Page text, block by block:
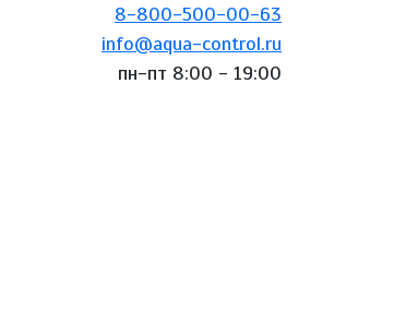
8-800-500-00-63
info@aqua-control.ru
пн-пт 8:00 - 19:00